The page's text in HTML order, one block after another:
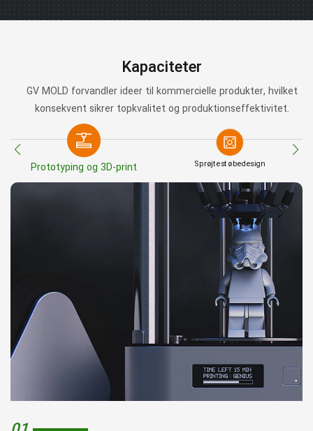
Kapaciteter
GV MOLD forvandler ideer til kommercielle produkter, hvilket
konsekvent sikrer topkvalitet og produktionseffektivitet.
Prototyping og 3D-print Sprøjtestøbedesign